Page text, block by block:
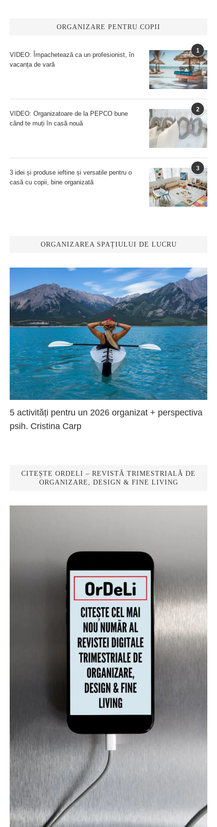
ORGANIZARE PENTRU COPII
1
VIDEO: Împachetează ca un profesionist, în
vacanța de vară
2
VIDEO: Organizatoare de la PEPCO bune
când te muți în casă nouă
3
3 idei și produse ieftine și versatile pentru o
casă cu copii, bine organizată
ORGANIZAREA SPAȚIULUI DE LUCRU
5 activități pentru un 2026 organizat + perspectiva
psih. Cristina Carp
CITEȘTE ORDELI – REVISTĂ TRIMESTRIALĂ DE
ORGANIZARE, DESIGN & FINE LIVING